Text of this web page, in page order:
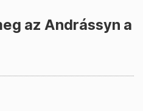
az Andrássyn a